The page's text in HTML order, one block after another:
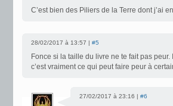
C’est bien des Piliers de la Terre dont j’ai
28/02/2017 à 13:57 | #5
Fonce si la taille du livre ne te fait pas
c’est vraiment ce qui peut faire peur à
27/02/2017 à 23:16 | #6